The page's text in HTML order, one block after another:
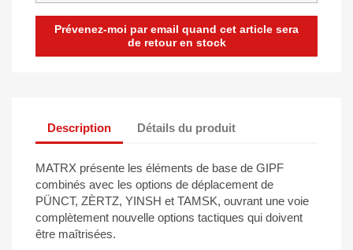
Prévenez-moi par email quand cet article sera
de retour en stock
Description Détails du produit
MATRX présente les éléments de base de GIPF
combinés avec les options de déplacement de
PÜNCT, ZÈRTZ, YINSH et TAMSK, ouvrant une voie
complètement nouvelle options tactiques qui doivent
être maîtrisées.